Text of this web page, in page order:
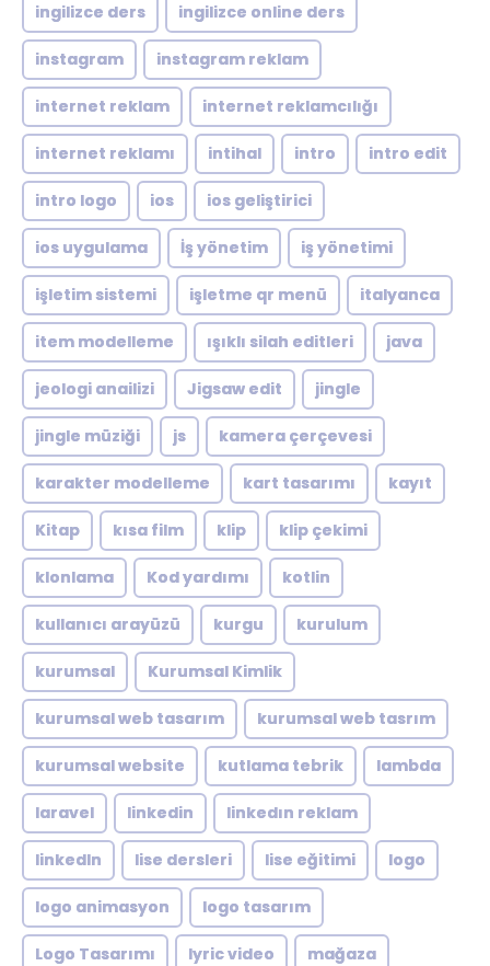
ingilizce ders ingilizce online ders
instagram instagram reklam
internet reklam internet reklamcılığı
internet reklamı intihal intro intro edit
intro logo ios ios geliştirici
ios uygulama İş yönetim iş yönetimi
işletim sistemi işletme qr menü italyanca
item modelleme ışıklı silah editleri java
jeologi anailizi Jigsaw edit jingle
jingle müziği js kamera çerçevesi
karakter modelleme kart tasarımı kayıt
Kitap kısa film klip klip çekimi
klonlama Kod yardımı kotlin
kullanıcı arayüzü kurgu kurulum
kurumsal Kurumsal Kimlik
kurumsal web tasarım kurumsal web tasrım
kurumsal website kutlama tebrik lambda
laravel linkedin linkedın reklam
linkedln lise dersleri lise eğitimi logo
logo animasyon logo tasarım
Logo Tasarımı lyric video mağaza